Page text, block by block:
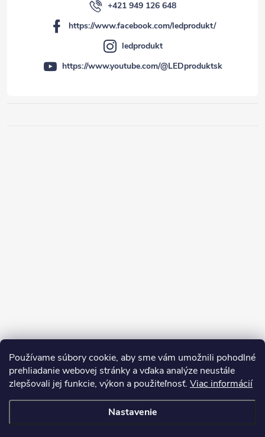
Používame súbory cookie, aby sme vám umožnili pohodlné
prehliadanie webovej stránky a vďaka analýze neustále
zlepšovali jej funkcie, výkon a použiteľnosť. Viac informácií
Nastavenie
Sledovať na Instagrame
+421 949 126 648
https://www.facebook.com/ledprodukt/
ledprodukt
https://www.youtube.com/@LEDproduktsk